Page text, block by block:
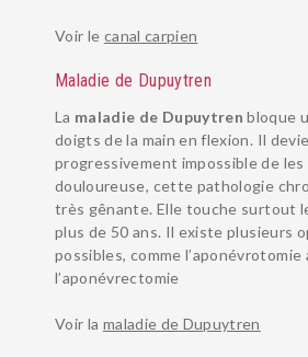
Voir le canal carpien
Maladie de Dupuytren
La maladie de Dupuytren bloque
doigts de la main en flexion. Il
progressivement impossible de
douloureuse, cette pathologie
très gênante. Elle touche surtout
plus de 50 ans. Il existe plusieurs
possibles, comme l’aponévrotomie
l’aponévrectomie
Voir la maladie de Dupuytren